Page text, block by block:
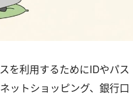
を利用するためにIDやパス
ットショッピング、銀行口